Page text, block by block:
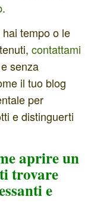
.
tempo o le
contattami
senza
il tuo blog
per
e distinguerti
aprire un
trovare
e